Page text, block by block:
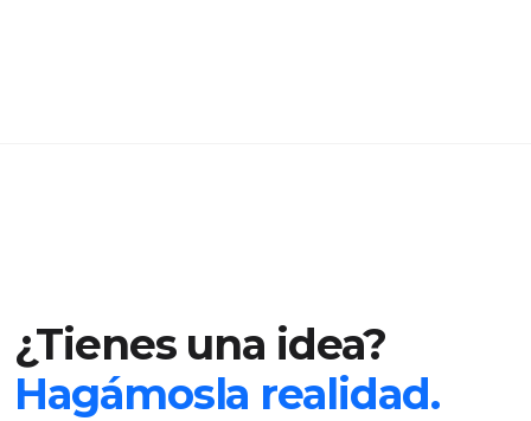
¿Tienes una idea?
Hagámosla realidad.